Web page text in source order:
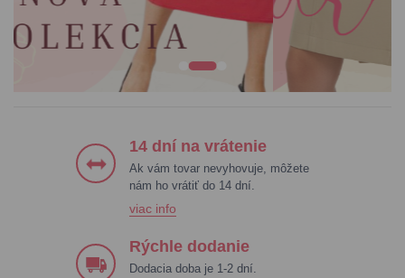
14 dní na vrátenie
Ak vám tovar nevyhovuje, môžete
nám ho vrátiť do 14 dní.
viac info
Rýchle dodanie
Dodacia doba je 1-2 dní.